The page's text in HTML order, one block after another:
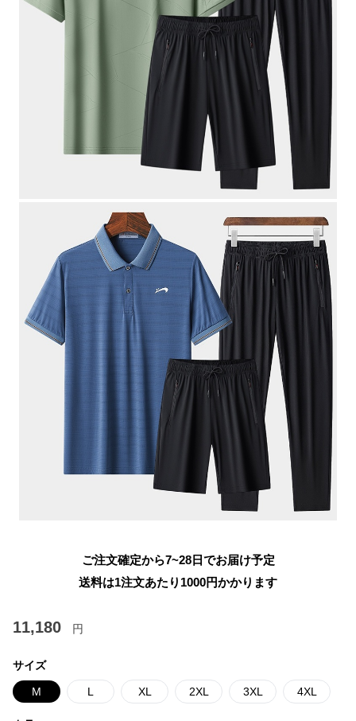
ご注文確定から7~28日でお届け予定
送料は1注文あたり 1000円かかります
11,180 円
サイズ
M L XL 2XL 3XL 4XL